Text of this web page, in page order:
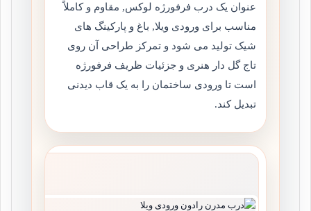
عنوان یک درب فرفورژه لوکس, مقاوم و کاملاً
مناسب برای ورودی ویلا, باغ و پارکینگ های
شیک تولید می شود و تمرکز طراحی آن روی
تاج گل دار هنری و جزئیات ظریف فرفورژه
است تا ورودی ساختمان را به یک قاب دیدنی
تبدیل کند.